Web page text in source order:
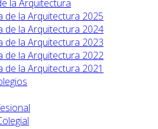
la Arquitectura
de la Arquitectura 2025
de la Arquitectura 2024
de la Arquitectura 2023
de la Arquitectura 2022
de la Arquitectura 2021